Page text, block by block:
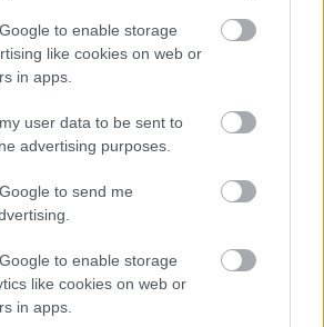
to enable storage
like cookies on web or
in apps.
user data to be sent to
advertising purposes.
to send me
to enable storage
like cookies on web or
in apps.
szív alakú az arcod, ajánljuk,
el a hajadat. Azonban, ha
még jobb. Próbáld meg
a hajadat az arcod körül, így
az arcformádról. Később pedig
sópermettel.
arc: